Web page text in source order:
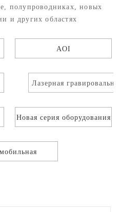
полупроводниках, новых
и других областях
AOI
Лазерная гравировальная
Новая серия оборудования